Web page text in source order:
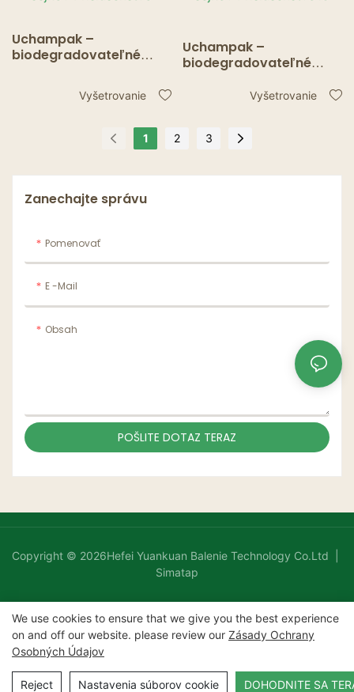
Uchampak –
biodegradovateľné
veľkom, rôzne dúhové
farby Pruhované slamky
šejkov Príslušenstvo
Vyšetrovanie
Uchampak –
biodegradovateľné
veľkom, rôzne dúhové
šejkov Príslušenstvo10
Vyšetrovanie
1 2 3
Zanechajte správu
Pomenovať
E -mail
Obsah
POŠLITE DOTAZ TERAZ
Copyright © 2026Hefei Yuankuan Balenie Technology Co.Ltd |
Simatap
We use cookies to ensure that we give you the best experience
on and off our website. please review our Zásady Ochrany
Osobných Údajov
Reject Nastavenia súborov cookie DOHODNITE SA